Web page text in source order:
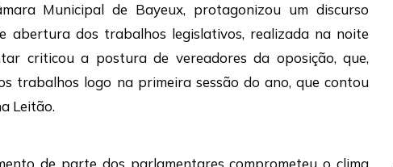
Municipal de Bayeux, protagonizou um discurso
abertura dos trabalhos legislativos, realizada na noite
criticou a postura de vereadores da oposição, que,
trabalhos logo na primeira sessão do ano, que contou
Leitão.
de parte dos parlamentares comprometeu o clima